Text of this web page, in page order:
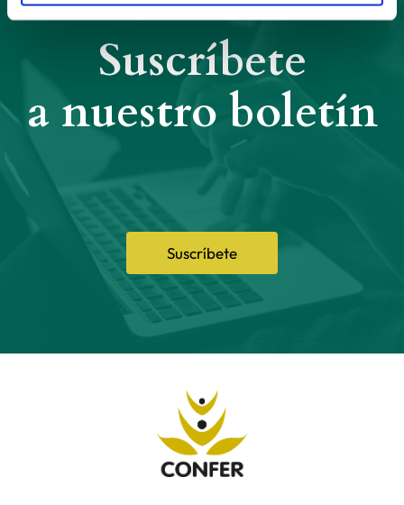
Suscríbete
Suscríbete
a nuestro boletín